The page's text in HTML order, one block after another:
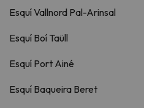
Esquí Vallnord Pal-Arinsal
Esquí Boí Taüll
Esquí Port Ainé
Esquí Baqueira Beret